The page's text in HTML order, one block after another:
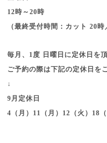
12時～20時
（最終受付時間：カット 20
毎月、1度 日曜日に定休日を
ご予約の際は下記の定休日を
↓
9月定休日
4（月）11（月）12（火）18